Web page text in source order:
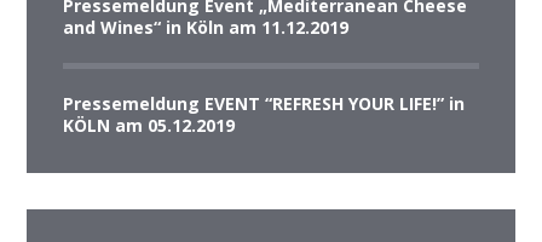
Pressemeldung Event „Mediterranean Cheese
and Wines“ in Köln am 11.12.2019
Pressemeldung EVENT “REFRESH YOUR LIFE!” in
KÖLN am 05.12.2019